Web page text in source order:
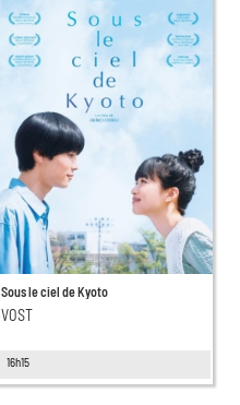
Sous le ciel de Kyoto
VOST
16h15